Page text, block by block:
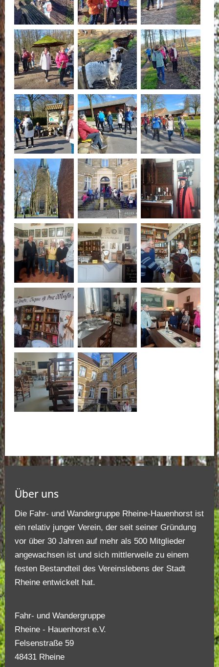
Über uns
Die Fahr- und Wandergruppe Rheine-Hauenhorst ist
ein relativ junger Verein, der seit seiner Gründung
vor über 30 Jahren auf mehr als 500 Mitglieder
angewachsen ist und sich mittlerweile zu einem
festen Bestandteil des Vereinslebens der Stadt
Rheine entwickelt hat.
Fahr- und Wandergruppe
Rheine - Hauenhorst e.V.
Felsenstraße 59
48431 Rheine